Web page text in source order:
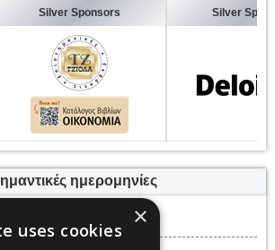
Silver Sponsors Silver
ημερομηνίες
Προθεσμία υποβολών
Σάββατο, 30 Νοεμβρίου 2024
×
uses cookies